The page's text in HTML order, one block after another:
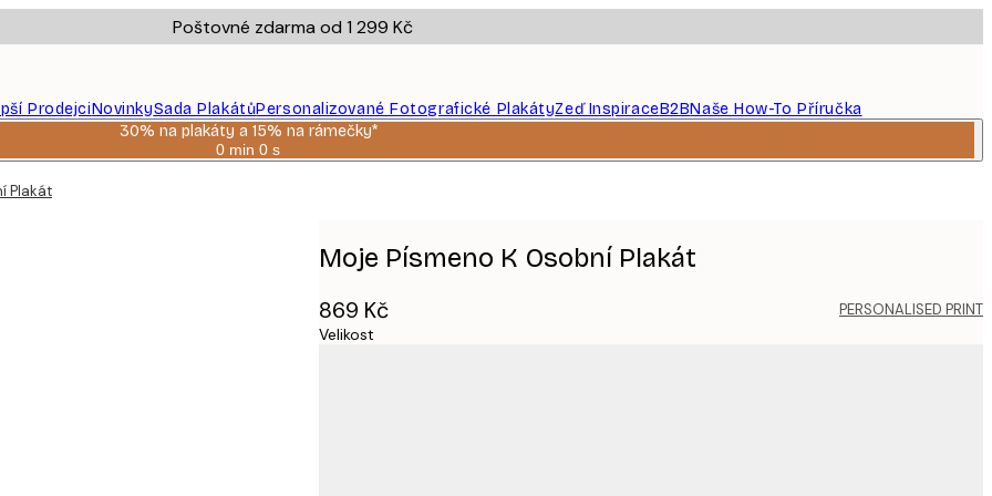
Poštovné zdarma od 1 299 Kč
ProdejciNovinkySada PlakátůPersonalizované Fotografické PlakátyZeď InspiraceB2BNaše How-To Příručka
30% na plakáty a 15% na rámečky*
0 min 0 s
Platné
Plakát
Moje Písmeno K Osobní Plakát
869 Kč PERSONALISED PRINT
Velikost